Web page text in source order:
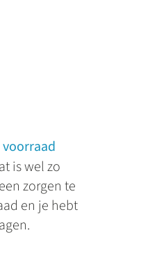
is wel zo
zorgen te
en je hebt